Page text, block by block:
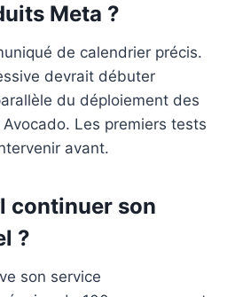
Meta ?
de calendrier précis.
devrait débuter
du déploiement des
Les premiers tests
avant.
continuer son
?
son service